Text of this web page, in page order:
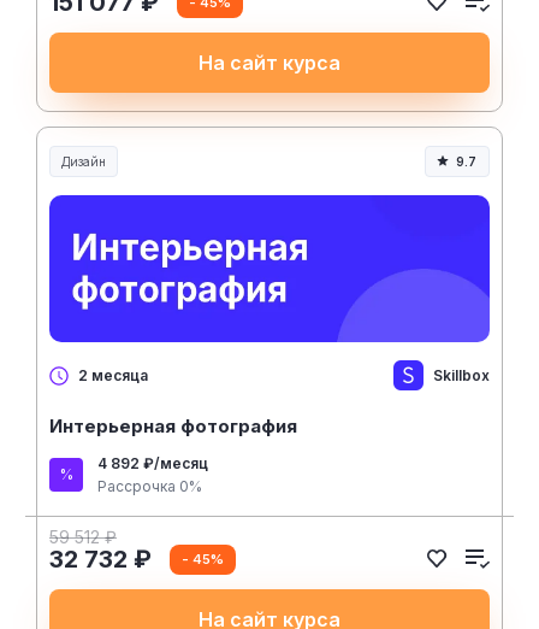
На сайт курса
Дизайн 9.7
2 месяца Skillbox
Интерьерная фотография
4 892 ₽/месяц
Рассрочка 0%
59 512 ₽
32 732 ₽ - 45%
На сайт курса